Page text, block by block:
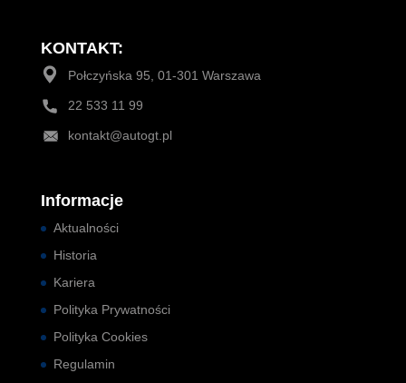
KONTAKT:
Połczyńska 95, 01-301 Warszawa
22 533 11 99
kontakt@autogt.pl
Informacje
Aktualności
Historia
Kariera
Polityka Prywatności
Polityka Cookies
Regulamin